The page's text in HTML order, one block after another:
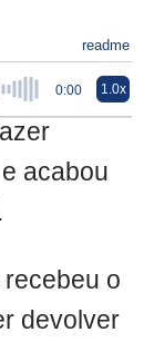
readme
0:00 1.0x
acabou
o
devolver